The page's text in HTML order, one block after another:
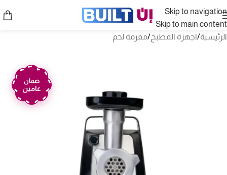
Skip to navigation
Skip to main content
الرئيسية/اجهزة المطبخ/مفرمة لحم
ضمان
عامين